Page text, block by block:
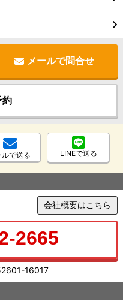
メールで問合せ
約
ルで送る LINEで送る
会社概要はこちら
2665
16017